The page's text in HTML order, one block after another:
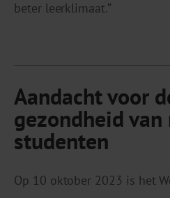
beter leerklimaat.”
Aandacht voor
gezondheidvan
studenten
Op 10 oktober 2023 is het